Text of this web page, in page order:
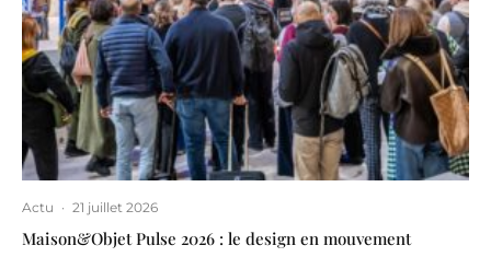
Actu · 21 juillet 2026
Maison&Objet Pulse 2026 : le design en mouvement